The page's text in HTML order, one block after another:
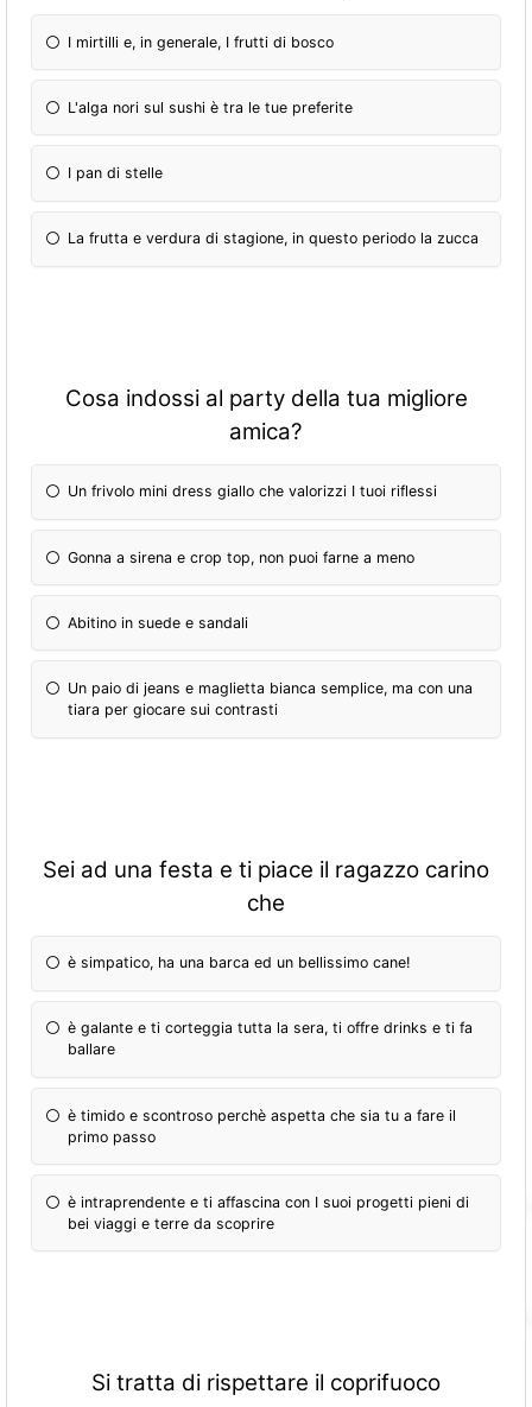
I mirtilli e, in generale, I frutti di bosco
L'alga nori sul sushi è tra le tue preferite
I pan di stelle
La frutta e verdura di stagione, in questo periodo la zucca
Cosa indossi al party della tua migliore
amica?
Un frivolo mini dress giallo che valorizzi I tuoi riflessi
Gonna a sirena e crop top, non puoi farne a meno
Abitino in suede e sandali
Un paio di jeans e maglietta bianca semplice, ma con una
tiara per giocare sui contrasti
Sei ad una festa e ti piace il ragazzo carino
che
è simpatico, ha una barca ed un bellissimo cane!
è galante e ti corteggia tutta la sera, ti offre drinks e ti fa
ballare
è timido e scontroso perchè aspetta che sia tu a fare il
primo passo
è intraprendente e ti affascina con I suoi progetti pieni di
bei viaggi e terre da scoprire
Si tratta di rispettare il coprifuoco